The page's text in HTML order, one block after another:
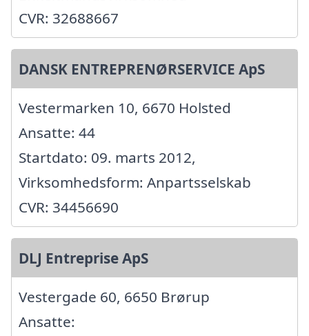
CVR: 32688667
DANSK ENTREPRENØRSERVICE ApS
Vestermarken 10, 6670 Holsted
Ansatte: 44
Startdato: 09. marts 2012,
Virksomhedsform: Anpartsselskab
CVR: 34456690
DLJ Entreprise ApS
Vestergade 60, 6650 Brørup
Ansatte: